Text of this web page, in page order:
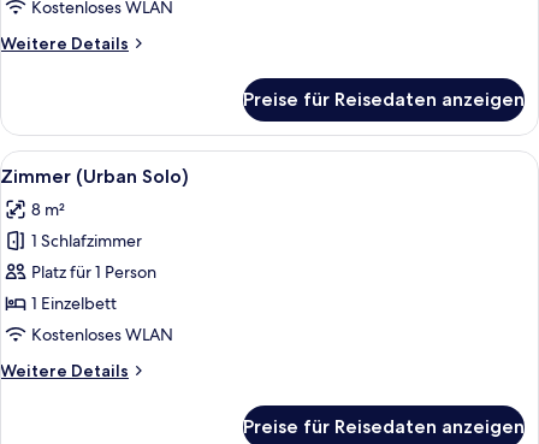
Kostenloses WLAN
Weitere Details
Weitere
(Urban)
Preise für Reisedaten anzeigen
Alle
Fotos
für
Zimmer
(Urban
Solo)
anzeigen
Ein Hotelzimmer mit einem
4
Zimmer (Urban Solo)
8 m²
1 Schlafzimmer
Platz für 1 Person
1 Einzelbett
Kostenloses WLAN
Weitere Details
Weitere
Preise für Reisedaten anzeigen